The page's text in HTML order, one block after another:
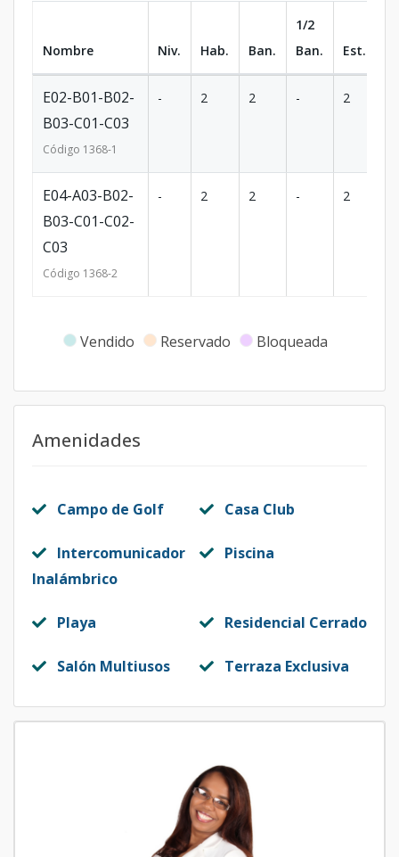
Nombre Niv. Hab. Ban.
1/2
Ban.
Est.
E02-B01-B02-
B03-C01-C03
Código 1368-1
- 2 2 - 2
E04-A03-B02-
B03-C01-C02-
C03
Código 1368-2
- 2 2 - 2
Vendido Reservado Bloqueada
Amenidades
Campo de Golf Casa Club
Intercomunicador
Inalámbrico
Piscina
Playa Residencial Cerrado
Salón Multiusos Terraza Exclusiva